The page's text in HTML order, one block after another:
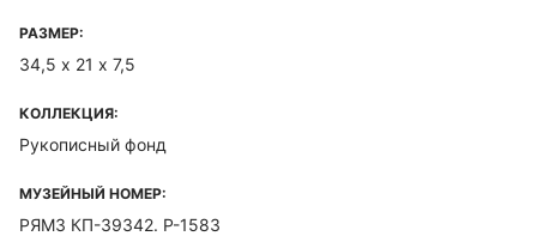
РАЗМЕР:
34,5 х 21 х 7,5
КОЛЛЕКЦИЯ:
Рукописный фонд
МУЗЕЙНЫЙ НОМЕР:
РЯМЗ КП-39342. Р-1583